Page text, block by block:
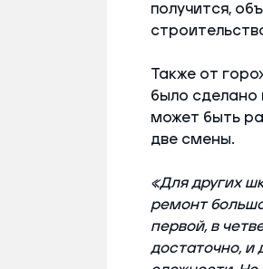
получится,
Также от
было сделано
может быть
две смены.
«Для других
ремонт
первой, в
достаточно, и